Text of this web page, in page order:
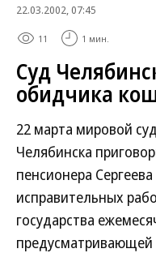
22.03.2002, 07:45
11 1 мин.
Суд
обидчика
22 марта мировой
Челябинска
пенсионера
исправительных
государства
предусматривающей